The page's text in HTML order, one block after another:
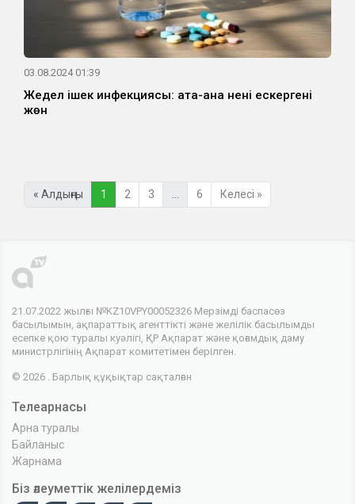
03.08.2024 01:39
Жедел ішек инфекциясы: ата-ана нені ескергені
жөн
« Алдыңғы 1 2 3 6 Келесі »
21.07.2022 жылғы №KZ10VPY00052326 Мерзімді баспасөз
басылымын, ақпараттық агенттікті және желілік басылымды
есепке қою туралы куәлігі, ҚР Ақпарат және қоғамдық даму
министрлігінің Ақпарат комитетімен берілген.
© 2026 . Барлық құқықтар сақталған
Телеарнасы
Арна туралы
Байланыс
Жарнама
Біз әлеуметтік желілердеміз